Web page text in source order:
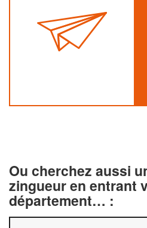
Ou cherchez aussi
zingueur en entrant
département… :